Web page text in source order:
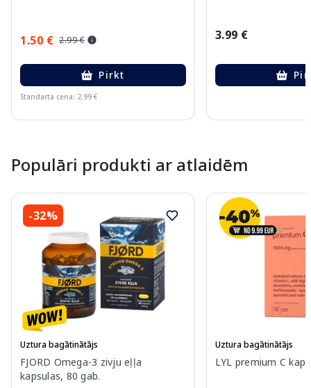
1.50 € 2.99 €
Pirkt
Standarta cena: 2.99 €
3.99 €
Populāri produkti ar atlaidēm
-32%
Uztura bagātinātājs
FJORD Omega-3 zivju eļļa
kapsulas, 80 gab.
Uztura bagātinātājs
LYL premium C